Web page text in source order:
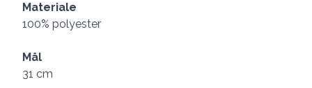
Materiale
100% polyester
Mål
31 cm